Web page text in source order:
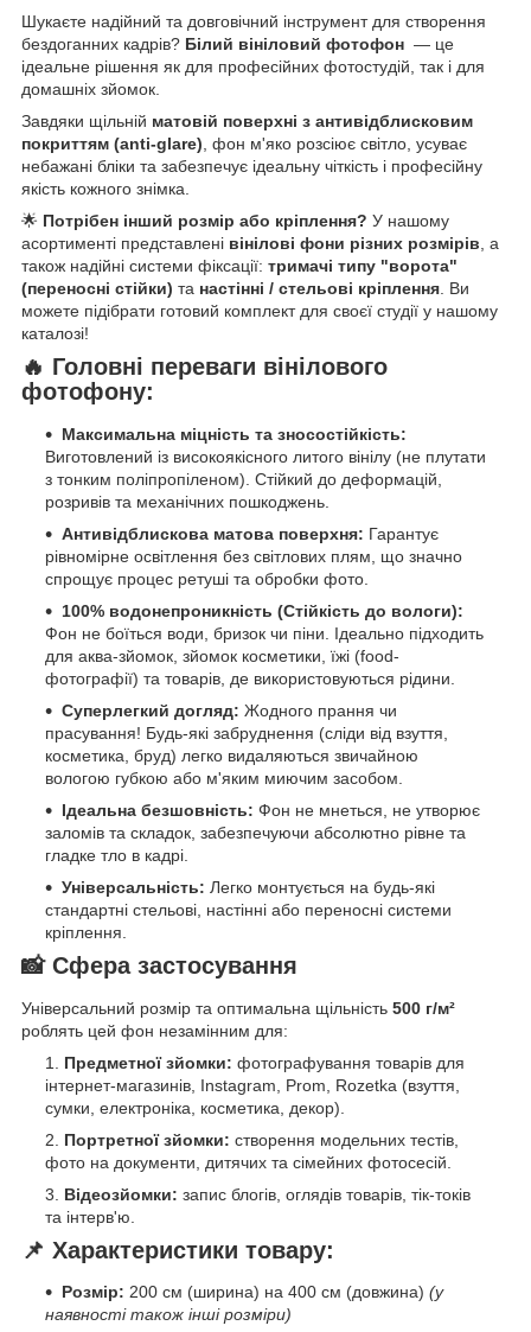
Шукаєте надійний та довговічний інструмент для створення
бездоганних кадрів? Білий вініловий фотофон — це
ідеальне рішення як для професійних фотостудій, так і для
домашніх зйомок.
Завдяки щільній матовій поверхні з антивідблисковим
покриттям (anti-glare), фон м'яко розсіює світло, усуває
небажані бліки та забезпечує ідеальну чіткість і професійну
якість кожного знімка.
🌟 Потрібен інший розмір або кріплення? У нашому
асортименті представлені вінілові фони різних розмірів, а
також надійні системи фіксації: тримачі типу "ворота"
(переносні стійки) та настінні / стельові кріплення. Ви
можете підібрати готовий комплект для своєї студії у нашому
каталозі!
🔥 Головні переваги вінілового
фотофону:
Максимальна міцність та зносостійкість:
Виготовлений із високоякісного литого вінілу (не плутати
з тонким поліпропіленом). Стійкий до деформацій,
розривів та механічних пошкоджень.
Антивідблискова матова поверхня: Гарантує
рівномірне освітлення без світлових плям, що значно
спрощує процес ретуші та обробки фото.
100% водонепроникність (Стійкість до вологи):
Фон не боїться води, бризок чи піни. Ідеально підходить
для аква-зйомок, зйомок косметики, їжі (food-
фотографії) та товарів, де використовуються рідини.
Суперлегкий догляд: Жодного прання чи
прасування! Будь-які забруднення (сліди від взуття,
косметика, бруд) легко видаляються звичайною
вологою губкою або м'яким миючим засобом.
Ідеальна безшовність: Фон не мнеться, не утворює
заломів та складок, забезпечуючи абсолютно рівне та
гладке тло в кадрі.
Універсальність: Легко монтується на будь-які
стандартні стельові, настінні або переносні системи
кріплення.
📸 Сфера застосування
Універсальний розмір та оптимальна щільність 500 г/м²
роблять цей фон незамінним для:
Предметної зйомки: фотографування товарів для
інтернет-магазинів, Instagram, Prom, Rozetka (взуття,
сумки, електроніка, косметика, декор).
Портретної зйомки: створення модельних тестів,
фото на документи, дитячих та сімейних фотосесій.
Відеозйомки: запис блогів, оглядів товарів, тік-токів
та інтерв'ю.
📌 Характеристики товару:
Розмір: 200 см (ширина) на 400 см (довжина) (у
наявності також інші розміри)